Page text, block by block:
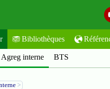
Bibliothèques
Agreg interne BTS
>